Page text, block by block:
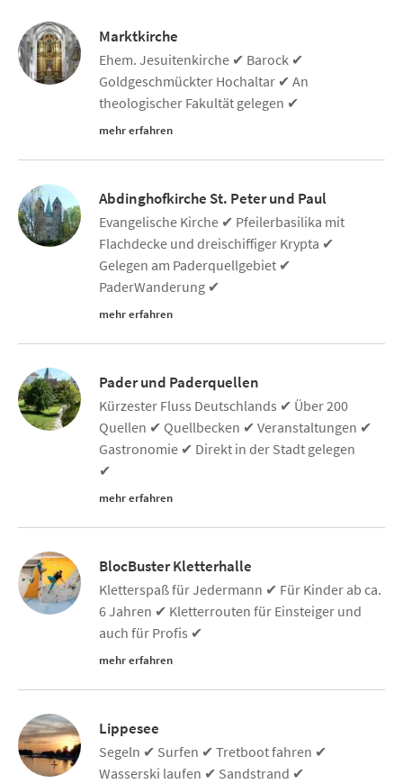
Marktkirche
Ehem. Jesuitenkirche ✔ Barock ✔
Goldgeschmückter Hochaltar ✔ An
theologischer Fakultät gelegen ✔
mehr erfahren
Abdinghofkirche St. Peter und Paul
Evangelische Kirche ✔ Pfeilerbasilika mit
Flachdecke und dreischiffiger Krypta ✔
Gelegen am Paderquellgebiet ✔
PaderWanderung ✔
mehr erfahren
Pader und Paderquellen
Kürzester Fluss Deutschlands ✔ Über 200
Quellen ✔ Quellbecken ✔ Veranstaltungen ✔
Gastronomie ✔ Direkt in der Stadt gelegen
✔
mehr erfahren
BlocBuster Kletterhalle
Kletterspaß für Jedermann ✔ Für Kinder ab ca.
6 Jahren ✔ Kletterrouten für Einsteiger und
auch für Profis ✔
mehr erfahren
Lippesee
Segeln ✔ Surfen ✔ Tretboot fahren ✔
Wasserski laufen ✔ Sandstrand ✔